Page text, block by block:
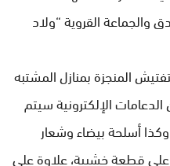
القروية “ولاد
المنجزة بمنازل المشتبه
الإلكترونية سيتم
وكذا أسلحة بيضاء وشعار
قطعة خشبية، علاوة على